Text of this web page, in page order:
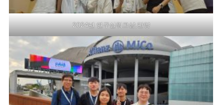
2024년 연구실워크샵,단양